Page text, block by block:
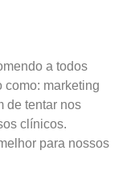
a todos
como: marketing
de tentar nos
clínicos.
para nossos